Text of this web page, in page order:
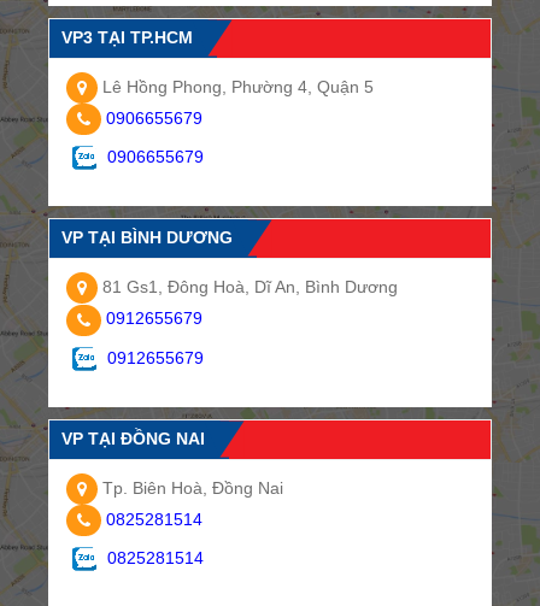
VP3 TẠI TP.HCM
Lê Hồng Phong, Phường 4, Quận 5
0906655679
0906655679
VP TẠI BÌNH DƯƠNG
81 Gs1, Đông Hoà, Dĩ An, Bình Dương
0912655679
0912655679
VP TẠI ĐỒNG NAI
Tp. Biên Hoà, Đồng Nai
0825281514
0825281514